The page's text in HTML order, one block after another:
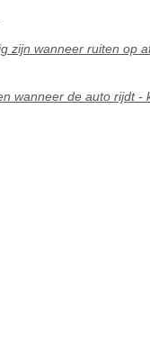
zijn wanneer ruiten op
wanneer de auto rijdt -